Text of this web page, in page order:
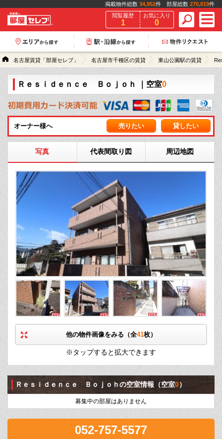
掲載物件総数 34,952件 部屋総数 270,019件
閲覧履歴
1
お気に入り
0
名古屋賃貸「部屋セレブ」 名古屋市千種区の賃貸 東山公園駅の賃貸
Ｒｅｓｉｄｅｎｃｅ Ｂｏｊｏｈ ｜空室0
オーナー様へ 売りたい 貸したい
写真 代表間取り図 周辺地図
他の物件画像をみる（全41枚）
※タップすると拡大できます
Ｒｅｓｉｄｅｎｃｅ Ｂｏｊｏｈの空室情報 （空室0）
募集中の部屋はありません
052-757-5577